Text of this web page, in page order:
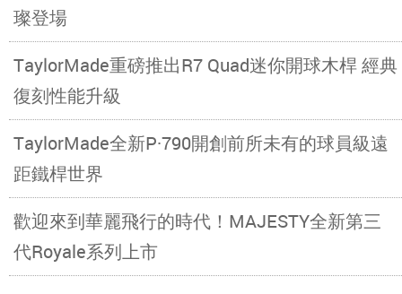
璨登場
TaylorMade重磅推出R7 Quad迷你開球木桿 經典
復刻性能升級
TaylorMade全新P·790開創前所未有的球員級遠
距鐵桿世界
歡迎來到華麗飛行的時代！MAJESTY全新第三
代Royale系列上市